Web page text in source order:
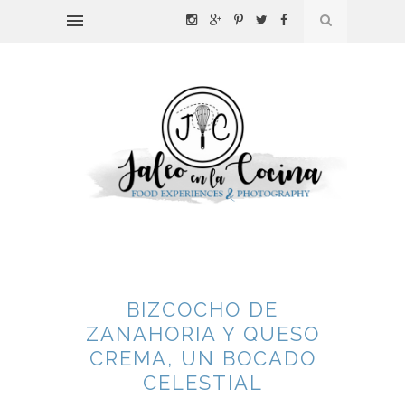
BIZCOCHO DE
ZANAHORIA Y QUESO
CREMA, UN BOCADO
CELESTIAL